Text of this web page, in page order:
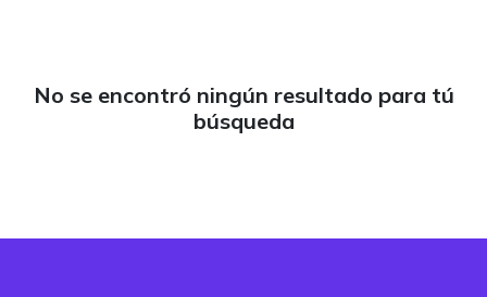
No se encontró ningún resultado para tú
búsqueda